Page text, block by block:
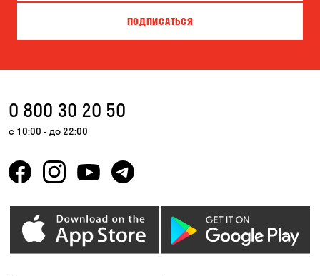
Вита-Почтовая Вишневое
Горишние Плавни
Елизаветовка Зазимье
ПОДПИСАТЬСЯ
0 800 30 20 50
с 10:00 - до 22:00